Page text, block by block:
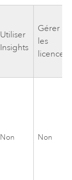
Utiliser
Insights
Gérer
les
licences
Non Non